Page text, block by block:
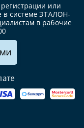
или
в системе ЭТАЛОН-
в рабочие